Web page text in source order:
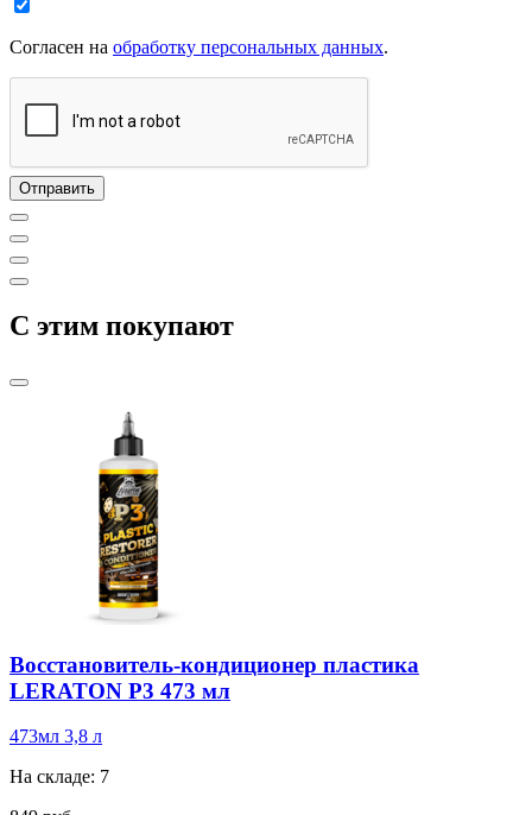
Согласен на обработку персональных данных.
C этим покупают
Восстановитель-кондиционер пластика
LERATON P3 473 мл
473мл 3,8 л
На складе: 7